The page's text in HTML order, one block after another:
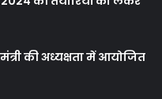
की अध्यक्षता में आयोजित